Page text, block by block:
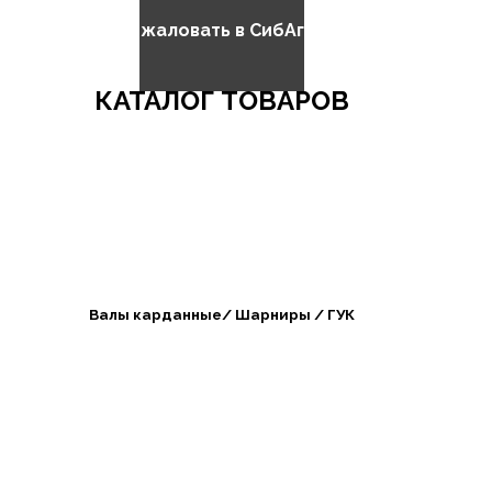
Добро пожаловать в СибАгроБизнес
КАТАЛОГ ТОВАРОВ
Валы карданные/ Шарниры / ГУК